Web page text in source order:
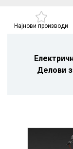
Најнови производи
Делови